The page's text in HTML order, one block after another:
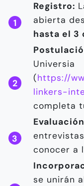
Registro:
abierta
hasta el 3
Universia
(https://
linkers-
completa
conocer a
se unirán